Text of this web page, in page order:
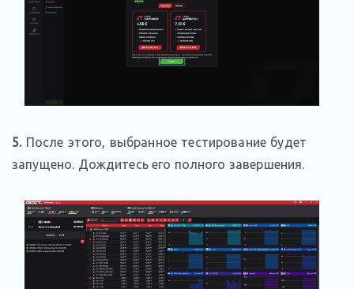
5. После этого, выбранное тестирование будет
запущено. Дождитесь его полного завершения.